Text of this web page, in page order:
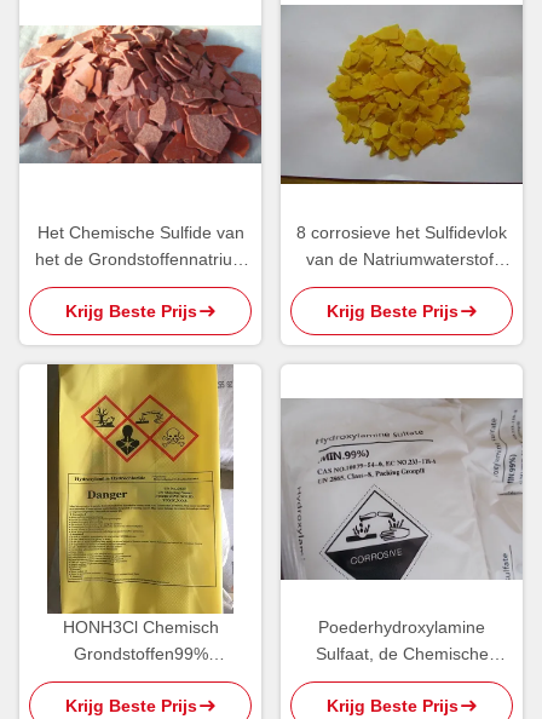
Het Chemische Sulfide van
het de Grondstoffennatrium
van HS28301010 150PPM
Na2S
Krijg Beste Prijs
8 corrosieve het Sulfidevlok
van de Natriumwaterstof,
HS28301090-Natrium
Bisulfide
Krijg Beste Prijs
HONH3Cl Chemisch
Grondstoffen99%
Hydroxylammonium Chloride
2928000090
Krijg Beste Prijs
Poederhydroxylamine
Sulfaat, de Chemische
Tussenpersoon van
ISO9001 CAS 10039-54-0
Krijg Beste Prijs